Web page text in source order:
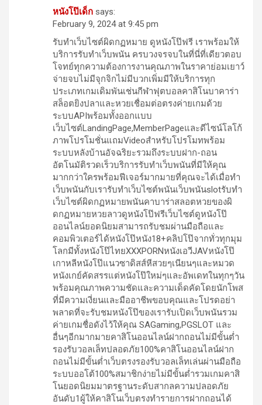
หนังโป๊เด็ก says:
February 9, 2024 at 9:45 pm
รับทำเว็บไซต์ผิดกฏหมาย ดูหนังโป๊ฟรี เราพร้อมให้
บริการรับทำเว็บพนัน ครบวงจรจบในที่นี่ที่เดียวตอบ
โจทย์ทุกความต้องการงานคุณภาพในราคาย่อมเยาว์
จ่ายจบไม่มีจุกจิกไม่มีบวกเพิ่มมีให้บริการทุก
ประเภทเกมเดิมพันเช่นกีฬาฟุตบอลคาสิโนบาคาร่า
สล็อตยิงปลาและหวยเชื่อมต่อตรงค่ายเกมด้วย
ระบบAPIพร้อมทั้งออกแบบ
เว็บไซต์LandingPage,MemberPageและดีไซน์โลโก้
ภาพโปรโมชั่นแถมVideoสำหรับโปรโมทพร้อม
ระบบหลังบ้านอัจฉริยะรวมถึงระบบฝาก-ถอน
อัตโนมัติรวดเร็วบริการรับทำเว็บพนันที่มีให้คุณ
มากกว่าใครพร้อมฟีเจอร์มากมายที่คุณจะได้เมื่อทำ
เว็บพนันกับเรารับทำเว็บไซต์พนันเว็บพนันslotรับทำ
เว็บไซต์ผิดกฏหมายพนันคาบาร่าสลอตหวยของผิ
ดกฏหมายหวยลาวดูหนังโป๊ฟรีเว็บไซต์ดูหนังโป๊
ออนไลน์ยอดนิยมสามารถรับชมผ่านมือถือและ
คอมพิวเตอร์ได้หนังโป๊หนัง18+คลิปโป๊จากทั่วทุกมุม
โลกมีทั้งหนังโป๊ไทยXXXPORNหนังเอวีJAVหนังโป๊
เกาหลีหนังโป๊แนวซาดิสส์หีสวยๆเนียนๆและหมวด
หนังเกย์คัดสรรแต่หนังโป๊ใหม่ๆและอัพเดทในทุกๆวัน
พร้อมคุณภาพความชัดและความเด็ดคัดโดยนักโพส
ที่มีความเงี่ยนและมืออาชีพขอบคุณและโปรดอย่า
พลาดที่จะรับชมหนังโป๊ของเรารับเปิดเว็บพนันรวม
ค่ายเกมชื่อดังไว้ให้คุณ SAGaming,PGSLOT และ
อื่นๆอีกมากมายคาสิโนออนไลน์ฝากถอนไม่มีขั้นต่ำ
รองรับวอลเล็ทปลอดภัย100%คาสิโนออนไลน์ฝาก
ถอนไม่มีขั้นต่ำเว็บตรงรองรับวอลเล็ทเล่นผ่านมือถือ
ระบบออโต้100%สมาชิกง่ายไม่มีขั้นต่ำรวมเกมคาสิ
โนยอดนิยมมาตรฐานระดับสากลความปลอดภัย
อันดับ1ผู้ให้คาสิโนเว็บตรงทำรายการฝากถอนได้